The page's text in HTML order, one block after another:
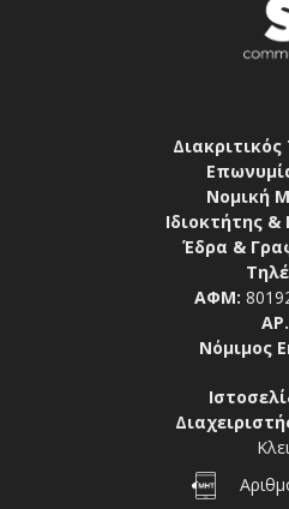
Διακριτικός
Νομική
Ιδιοκτήτης
Έδρα &
ΑΦΜ:
Νόμιμος